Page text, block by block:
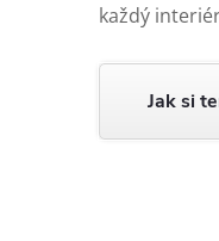
každý
Jak si